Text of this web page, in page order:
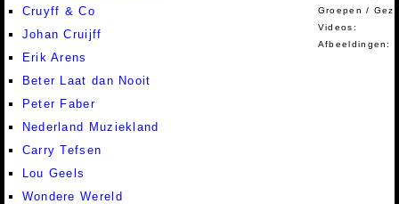
Cruyff & Co
Johan Cruijff
Erik Arens
Beter Laat dan Nooit
Peter Faber
Nederland Muziekland
Carry Tefsen
Lou Geels
Wondere Wereld
Groepen /
Videos:
Afbeeldingen: